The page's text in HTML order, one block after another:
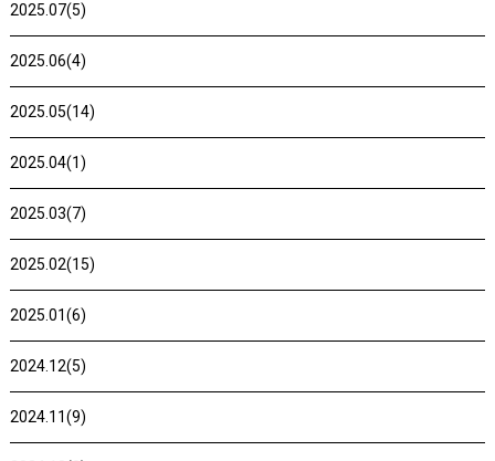
2025.07(5)
2025.06(4)
2025.05(14)
2025.04(1)
2025.03(7)
2025.02(15)
2025.01(6)
2024.12(5)
2024.11(9)